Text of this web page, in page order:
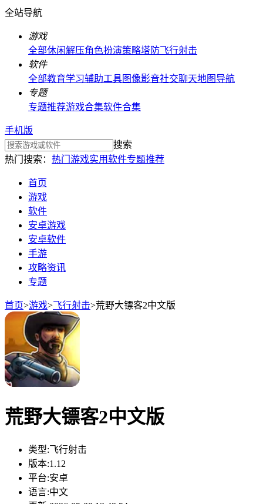
全站导航
游戏
全部休闲解压角色扮演策略塔防飞行射击
软件
全部教育学习辅助工具图像影音社交聊天地图导航
专题
专题推荐游戏合集软件合集
手机版
搜索
热门搜索： 热门游戏实用软件专题推荐
首页
游戏
软件
安卓游戏
安卓软件
手游
攻略资讯
专题
首页>游戏>飞行射击>荒野大镖客2中文版
荒野大镖客2中文版
类型:飞行射击
版本:1.12
平台:安卓
语言:中文